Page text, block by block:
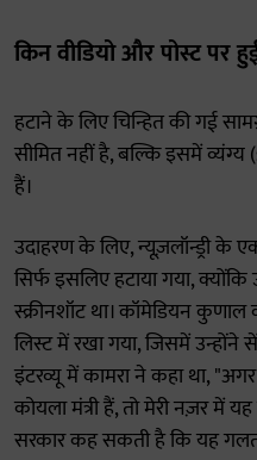
किन वीडियो और पोस्ट पर
हटाने के लिए चिन्हित की गई
सीमित नहीं है, बल्कि इसमें
हैं।
उदाहरण के लिए, न्यूज़लॉन्ड्री के
सिर्फ इसलिए हटाया गया,
स्क्रीनशॉट था। कॉमेडियन
लिस्ट में रखा गया, जिसमें
इंटरव्यू में कामरा ने कहा था,
कोयला मंत्री हैं, तो मेरी नज़र में
सरकार कह सकती है कि यह